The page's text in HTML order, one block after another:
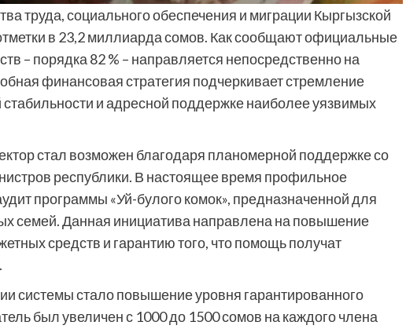
труда, социального обеспечения и миграции Кыргызской
в 23,2 миллиарда сомов. Как сообщают официальные
– порядка 82 % – направляется непосредственно на
финансовая стратегия подчеркивает стремление
и адресной поддержке наиболее уязвимых
стал возможен благодаря планомерной поддержке со
республики. В настоящее время профильное
программы «Уй-булого комок», предназначенной для
семей. Данная инициатива направлена на повышение
средств и гарантию того, что помощь получат
системы стало повышение уровня гарантированного
был увеличен с 1000 до 1500 сомов на каждого члена